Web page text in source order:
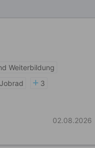
Weiterbildung
Jobrad
3
02.08.2026